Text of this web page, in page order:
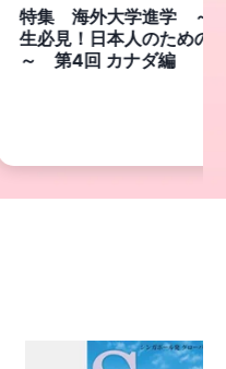
プレスクール・幼稚園・
アセンターなど 当園の
慢」です！（2026）